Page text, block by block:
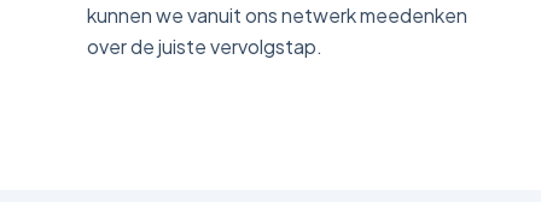
kunnen we vanuit ons netwerk meedenken
over de juiste vervolgstap.